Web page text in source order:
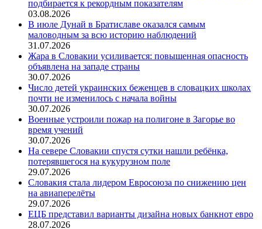
подбирается к рекордным показателям
03.08.2026
В июле Дунай в Братиславе оказался самым
маловодным за всю историю наблюдений
31.07.2026
Жара в Словакии усиливается: повышенная опасность
объявлена на западе страны
30.07.2026
Число детей украинских беженцев в словацких школах
почти не изменилось с начала войны
30.07.2026
Военные устроили пожар на полигоне в Загорье во
время учений
30.07.2026
На севере Словакии спустя сутки нашли ребёнка,
потерявшегося на кукурузном поле
29.07.2026
Словакия стала лидером Евросоюза по снижению цен
на авиаперелёты
29.07.2026
ЕЦБ представил варианты дизайна новых банкнот евро
28.07.2026